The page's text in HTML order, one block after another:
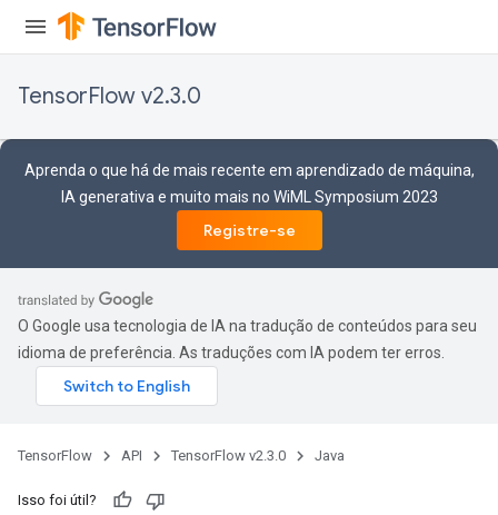
TensorFlow v2.3.0
Aprenda o que há de mais recente em aprendizado de máquina,
IA generativa e muito mais no WiML Symposium 2023
Registre-se
O Google usa tecnologia de IA na tradução de conteúdos para seu
idioma de preferência. As traduções com IA podem ter erros.
TensorFlow API TensorFlow v2.3.0 Java
Isso foi útil?